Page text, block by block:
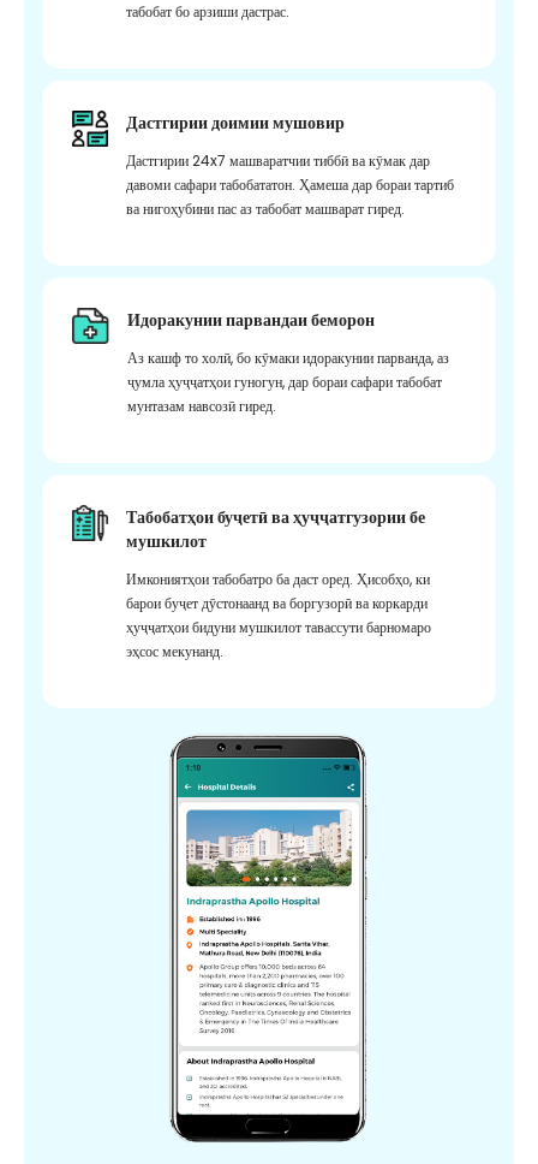
табобат бо арзиши дастрас.
Дастгирии доимии мушовир
Дастгирии 24x7 машваратчии тиббӣ ва кӯмак дар
давоми сафари табобататон. Ҳамеша дар бораи тартиб
ва нигоҳубини пас аз табобат машварат гиред.
Идоракунии парвандаи беморон
Аз кашф то холӣ, бо кӯмаки идоракунии парванда, аз
ҷумла ҳуҷҷатҳои гуногун, дар бораи сафари табобат
мунтазам навсозӣ гиред.
Табобатҳои буҷетӣ ва ҳуҷҷатгузории бе
мушкилот
Имкониятҳои табобатро ба даст оред. Ҳисобҳо, ки
барои буҷет дӯстонаанд ва боргузорӣ ва коркарди
ҳуҷҷатҳои бидуни мушкилот тавассути барномаро
эҳсос мекунанд.